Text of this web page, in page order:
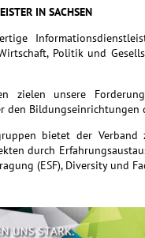
IN SACHSEN
Politik und
zielen unsere
den
bietet der
durch
(ESF), Diversity und